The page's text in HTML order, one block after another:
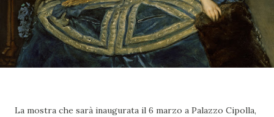
La mostra che sarà inaugurata il 6 marzo a Palazzo Cipolla,